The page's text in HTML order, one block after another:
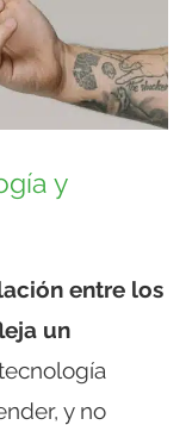
y
entre los
un
y no